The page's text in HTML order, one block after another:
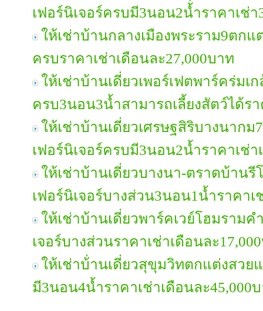
เฟอร์นิเจอร์ครบมี3นอน2น้่ำราคาเช่า
ให้เช่าบ้านกลางเมืองพระราม9ตกแ
ครบราคาเช่าเดือนละ27,000บาท
ให้เช่าบ้านเดี่ยวเพอร์เฟตพาร์คร่มเ
ครบ3นอน3น้ำสามารถเลี้ยงสัตว์ได้ร
ให้เช่าบ้านเดี่ยวเศรษฐสิริบางนาก
เฟอร์นิเจอร์ครบมี3นอน2น้ำราคาเช่า
ให้เช่าบ้านเดี่ยวบางนา-ตราดบ้านรี
เฟอร์นิเจอร์บางส่วน3นอน1น้ำราคาเ
ให้เช่าบ้านเดี่ยวพาร์คเวย์โฮมราม
เจอร์บางส่วนราคาเช่าเดือนละ
ให้เช่าบ้่านเดี่ยวสุขุมวิทตกแต่งสวย
มี3นอน4น้ำราคาเช่าเดือนละ45,000